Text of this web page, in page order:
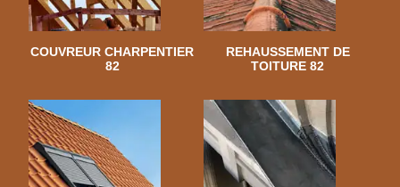
COUVREUR CHARPENTIER
82
REHAUSSEMENT DE
TOITURE 82